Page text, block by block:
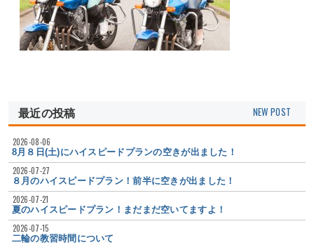
最近の投稿
8月８日(土)にハイスピードプランの空きが出ました！
2026-08-06
８月のハイスピードプラン！前半に空きが出ました！
2026-07-27
夏のハイスピードプラン！まだまだ空いてますよ！
2026-07-21
二輪の教習時間について
2026-07-15